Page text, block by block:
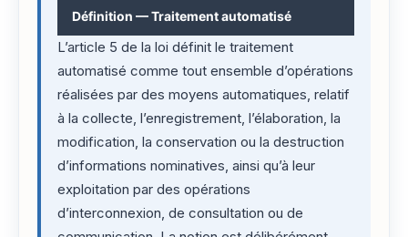
Définition — Traitement automatisé
L’article 5 de la loi définit le traitement
automatisé comme tout ensemble d’opérations
réalisées par des moyens automatiques, relatif
à la collecte, l’enregistrement, l’élaboration, la
modification, la conservation ou la destruction
d’informations nominatives, ainsi qu’à leur
exploitation par des opérations
d’interconnexion, de consultation ou de